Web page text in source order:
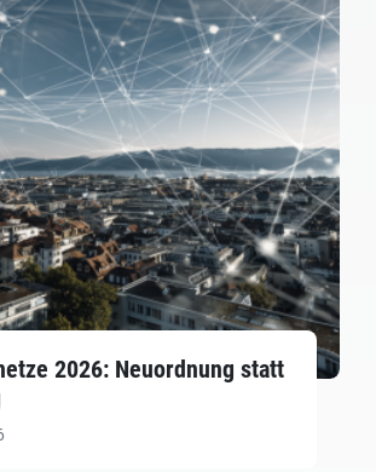
2026: Neuordnung statt